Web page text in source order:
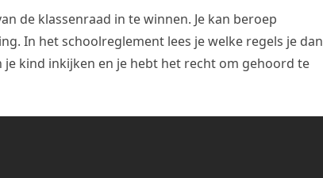
de klassenraad in te winnen. Je kan beroep
In het schoolreglement lees je welke regels je dan
je kind inkijken en je hebt het recht om gehoord te